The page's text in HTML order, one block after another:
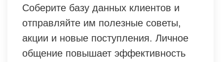
Соберите базу данных клиентов и
отправляйте им полезные советы,
акции и новые поступления. Личное
общение повышает эффективность